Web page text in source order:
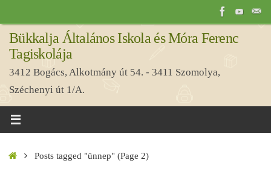
a
tartalomra
Bükkalja Általános Iskola és Móra Ferenc
Tagiskolája
3412 Bogács, Alkotmány út 54. - 3411 Szomolya,
Széchenyi út 1/A.
HomePosts tagged "ünnep" (Page 2)